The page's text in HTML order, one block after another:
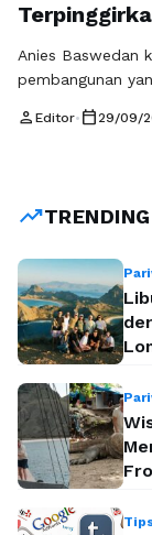
Anies Baswedan
pembangunan
Anies
dan fasilitas
person Editor• calendar_today 29/09/
trending_up